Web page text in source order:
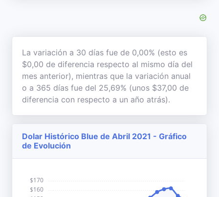
La variación a 30 días fue de 0,00% (esto es
$0,00 de diferencia respecto al mismo día del
mes anterior), mientras que la variación anual
o a 365 días fue del 25,69% (unos $37,00 de
diferencia con respecto a un año atrás).
Dolar Histórico Blue de Abril 2021 - Gráfico
de Evolución